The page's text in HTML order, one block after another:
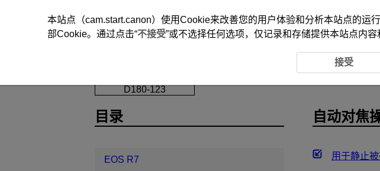
D180-123
自动对焦
用于静止
目录
EOS R7
本站点（cam.start.canon）使用Cookie来改善您的用户体验和分析本站点的运
部Cookie。通过点击“不接受”或不选择任何选项，仅记录和存储提供本站点内
接受